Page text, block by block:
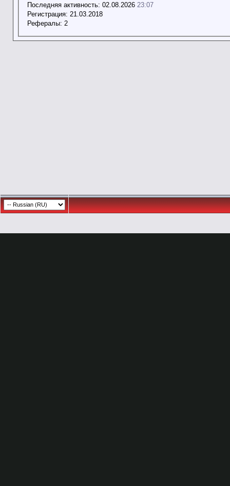
Последняя активность: 02.08.2026 23:07
Регистрация: 21.03.2018
Рефералы: 2